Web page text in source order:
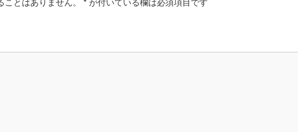
とはありません。 * が付いている欄は必須項目です